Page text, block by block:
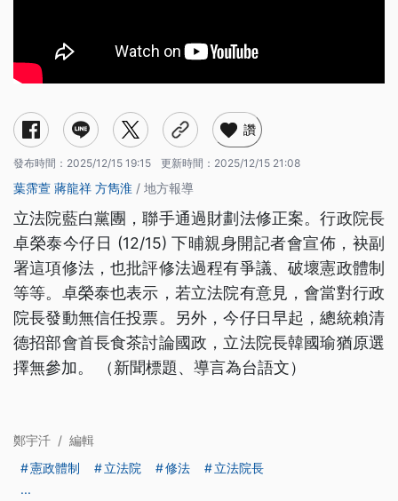
讚
發布時間： 2025/12/15 19:15 更新時間： 2025/12/15 21:08
葉霈萱 蔣龍祥 方雋淮 / 地方報導
立法院藍白黨團，聯手通過財劃法修正案。行政院長
卓榮泰今仔日 (12/15) 下晡親身開記者會宣佈，袂副
署這項修法，也批評修法過程有爭議、破壞憲政體制
等等。卓榮泰也表示，若立法院有意見，會當對行政
院長發動無信任投票。另外，今仔日早起，總統賴清
德招部會首長食茶討論國政，立法院長韓國瑜猶原選
擇無參加。 （新聞標題、導言為台語文）
鄭宇汘 / 編輯
憲政體制
立法院 修法
立法院長
...